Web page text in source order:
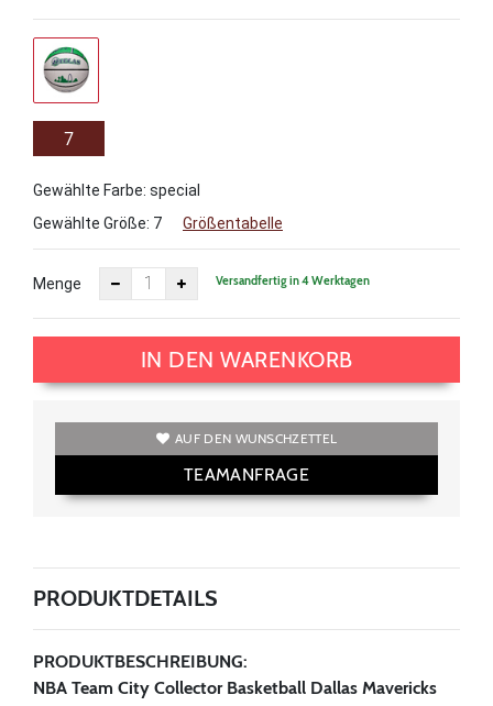
7
Gewählte Farbe: special
Gewählte Größe: 7 Größentabelle
Menge Versandfertig in 4 Werktagen
IN DEN WARENKORB
AUF DEN WUNSCHZETTEL
TEAMANFRAGE
PRODUKTDETAILS
PRODUKTBESCHREIBUNG:
NBA Team City Collector Basketball Dallas Mavericks